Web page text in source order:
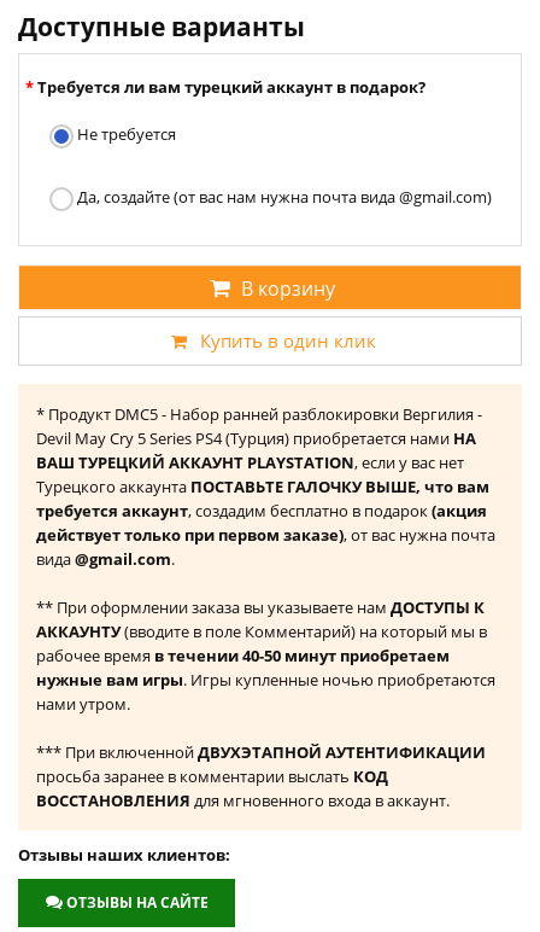
Доступные варианты
Требуется ли вам турецкий аккаунт в подарок?
Не требуется
Да, создайте (от вас нам нужна почта вида @gmail.com)
В корзину
Купить в один клик
* Продукт DMC5 - Набор ранней разблокировки Вергилия -
Devil May Cry 5 Series PS4 (Турция) приобретается нами НА
ВАШ ТУРЕЦКИЙ АККАУНТ PLAYSTATION, если у вас нет
Турецкого аккаунта ПОСТАВЬТЕ ГАЛОЧКУ ВЫШЕ, что вам
требуется аккаунт, создадим бесплатно в подарок(акция
действует только при первом заказе), от вас нужна почта
вида@gmail.com.
** При оформлении заказа вы указываете нам ДОСТУПЫ К
АККАУНТУ(вводите в поле Комментарий) на который мы в
рабочее время в течении 40-50 минут приобретаем
нужные вам игры. Игры купленные ночью приобретаются
нами утром.
*** При включеннойДВУХЭТАПНОЙ АУТЕНТИФИКАЦИИ
просьба заранее в комментарии выслать КОД
ВОССТАНОВЛЕНИЯ для мгновенного входа в аккаунт.
Отзывы наших клиентов:
ОТЗЫВЫ НА САЙТЕ